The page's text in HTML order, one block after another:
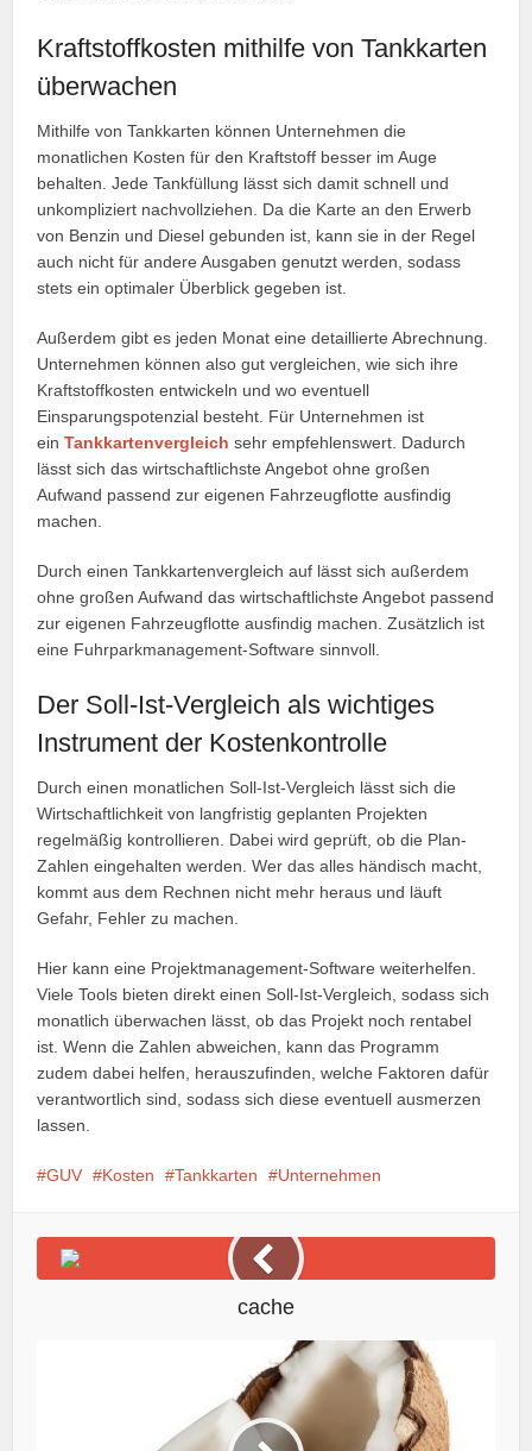
Kraftstoffkosten mithilfe von Tankkarten
überwachen
Mithilfe von Tankkarten können Unternehmen die
monatlichen Kosten für den Kraftstoff besser im Auge
behalten. Jede Tankfüllung lässt sich damit schnell und
unkompliziert nachvollziehen. Da die Karte an den Erwerb
von Benzin und Diesel gebunden ist, kann sie in der Regel
auch nicht für andere Ausgaben genutzt werden, sodass
stets ein optimaler Überblick gegeben ist.
Außerdem gibt es jeden Monat eine detaillierte Abrechnung.
Unternehmen können also gut vergleichen, wie sich ihre
Kraftstoffkosten entwickeln und wo eventuell
Einsparungspotenzial besteht. Für Unternehmen ist
einTankkartenvergleich sehr empfehlenswert. Dadurch
lässt sich das wirtschaftlichste Angebot ohne großen
Aufwand passend zur eigenen Fahrzeugflotte ausfindig
machen.
Durch einen Tankkartenvergleich auf lässt sich außerdem
ohne großen Aufwand das wirtschaftlichste Angebot passend
zur eigenen Fahrzeugflotte ausfindig machen. Zusätzlich ist
eine Fuhrparkmanagement-Software sinnvoll.
Der Soll-Ist-Vergleich als wichtiges
Instrument der Kostenkontrolle
Durch einen monatlichen Soll-Ist-Vergleich lässt sich die
Wirtschaftlichkeit von langfristig geplanten Projekten
regelmäßig kontrollieren. Dabei wird geprüft, ob die Plan-
Zahlen eingehalten werden. Wer das alles händisch macht,
kommt aus dem Rechnen nicht mehr heraus und läuft
Gefahr, Fehler zu machen.
Hier kann eine Projektmanagement-Software weiterhelfen.
Viele Tools bieten direkt einen Soll-Ist-Vergleich, sodass sich
monatlich überwachen lässt, ob das Projekt noch rentabel
ist. Wenn die Zahlen abweichen, kann das Programm
zudem dabei helfen, herauszufinden, welche Faktoren dafür
verantwortlich sind, sodass sich diese eventuell ausmerzen
lassen.
GUV Kosten Tankkarten Unternehmen
cache